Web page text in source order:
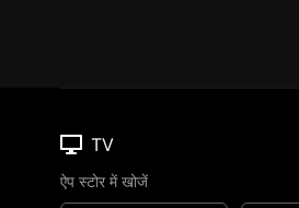
TV
ऐप स्टोर में खोजें